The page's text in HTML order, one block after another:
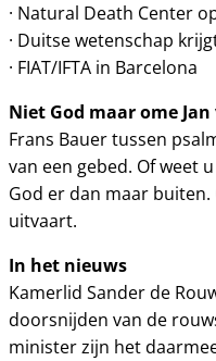
· Natural Death Center
· Duitse wetenschap
· FIAT/IFTA in Barcelona
Niet God maar ome
Frans Bauer tussen
van een gebed. Of weet
God er dan maar
uitvaart.
In het nieuws
Kamerlid Sander de
doorsnijden van de
minister zijn het